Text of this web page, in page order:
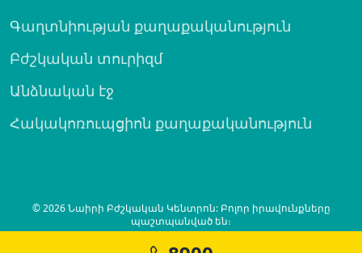
Գաղտնիության քաղաքականություն
Բժշկական տուրիզմ
Անձնական էջ
Հակակոռուպցիոն քաղաքականություն
© 2026 Նաիրի Բժշկական Կենտրոն: Բոլոր իրավունքները
պաշտպանված են։
Created by SITELAND